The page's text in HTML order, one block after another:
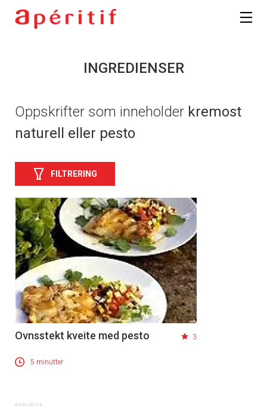
INGREDIENSER
Oppskrifter som inneholder kremost
naturell eller pesto
FILTRERING
Ovnsstekt kveite med pesto 3
5 minutter